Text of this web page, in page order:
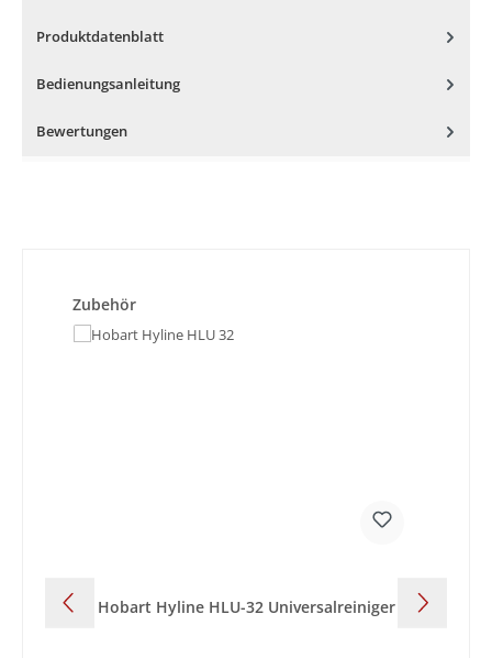
Produktdatenblatt
Bedienungsanleitung
Bewertungen
Produktgalerie überspringen
Zubehör
Hobart Hyline HLU-32 Universalreiniger